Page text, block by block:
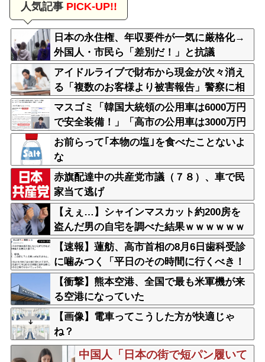
人気記事PICK-UP!!
日本の永住権、年収要件が一気に厳格化→
外国人・市民ら「差別だ！」と抗議
アイドルライブで財布から現金が次々消え
る「複数のお客様より被害報告」警察に相
談へ
マスゴミ「韓国大統領の公用車は6000万円
で安全装備！」「高市の公用車は3000万円
で贅沢！」
お前らって｢本物の塩｣を食べたことないよ
な
赤旗配達中の共産党市議（７８）、車で民
家当て逃げ
【えぇ…】シャインマスカット約200房を
盗んだ男の自宅を調べた結果ｗｗｗｗｗｗ
ｗｗ
【速報】蓮舫、高市首相の8月6日歯科受診
に噛みつく「平日のその時間に行くべき！
そういうお立場！」
【衝撃】熊本空港、全国で最も米軍機が来
る空港になっていた
【画像】電車ってこうした方が快適じゃ
ね？
中国人「日本の街で短パン履いて